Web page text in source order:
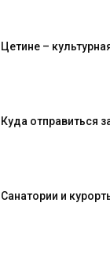
Цетине –
Куда отправиться
Санатории и